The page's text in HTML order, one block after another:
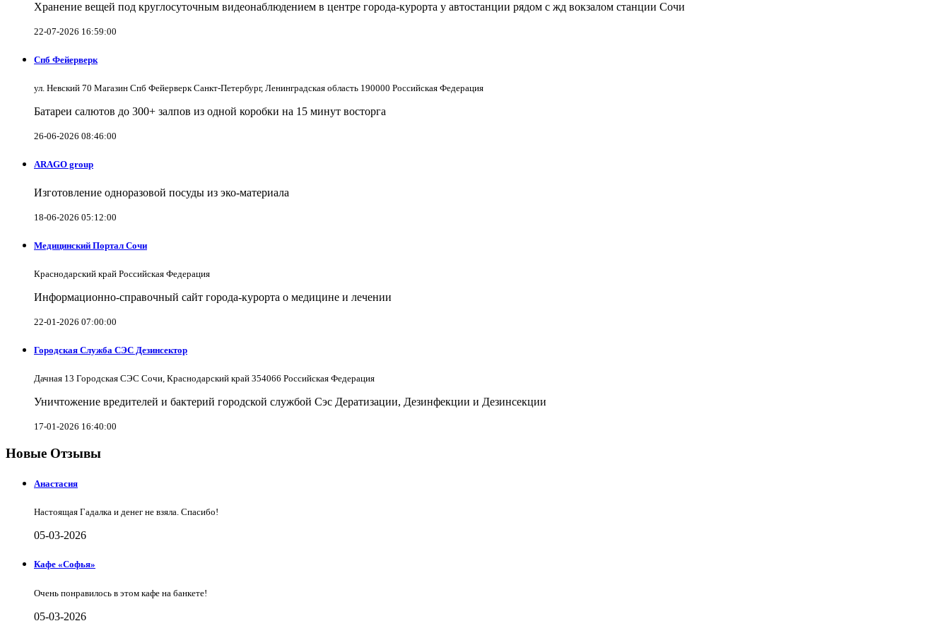
Хранение вещей под круглосуточным видеонаблюдением в центре города-курорта у автостанции рядом с жд вокзалом станции Сочи
22-07-2026 16:59:00
Спб Фейерверк
ул. Невский 70 Магазин Спб Фейерверк Санкт-Петербург, Ленинградская область 190000 Российская Федерация
Батареи салютов до 300+ залпов из одной коробки на 15 минут восторга
26-06-2026 08:46:00
ARAGO group
Изготовление одноразовой посуды из эко-материала
18-06-2026 05:12:00
Медицинский Портал Сочи
Краснодарский край Российская Федерация
Информационно-справочный сайт города-курорта о медицине и лечении
22-01-2026 07:00:00
Городская Служба СЭС Дезинсектор
Дачная 13 Городская СЭС Сочи, Краснодарский край 354066 Российская Федерация
Уничтожение вредителей и бактерий городской службой Сэс Дератизации, Дезинфекции и Дезинсекции
17-01-2026 16:40:00
Новые Отзывы
Анастасия
Настоящая Гадалка и денег не взяла. Спасибо!
05-03-2026
Кафе «Софья»
Очень понравилось в этом кафе на банкете!
05-03-2026